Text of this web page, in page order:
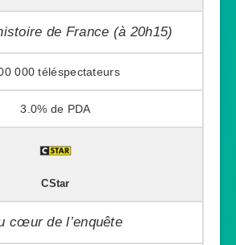
de France (à 20h15)
000
3.0%
CStar
cœur de l’enquête